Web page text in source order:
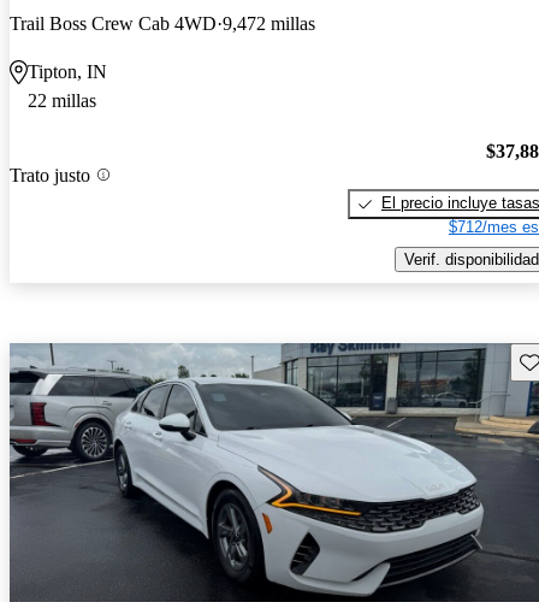
Trail Boss Crew Cab 4WD 9,472 millas
Tipton, IN
22 millas
Trato justo
El precio incluye tasas
$712/mes
Verif. disponibilidad